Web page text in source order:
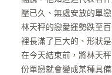
壓已久、無處安放的單
林天秤的戀愛運勢跌至
裡長滿了巨大的、形狀
在今天結束前，將林天
份單戀就會變成某種具